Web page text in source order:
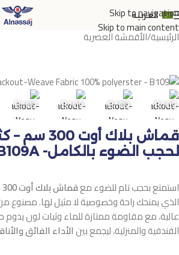
Skip to navigation
Skip to main content
العربية
الرئيسية/الأقمشة العصرية
B109
B109
B109
B109
لحجب الضوء بالكامل- B109A
استمتع بحجب تام للضوء معقماش بلاك أوت 300 سم – كثافة 320 GSM
الذي يمنحك راحة وخصوصية لا مثيل لها. مصنوع
عالية، مع مقاومة ممتازة للماء وثبات لون يدوم
الفندقية والمنزلية، ليجمع بين الأداء الفائق